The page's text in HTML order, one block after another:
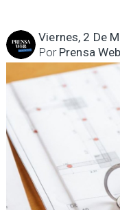
Viernes, 2 De
Prensa Web
Por